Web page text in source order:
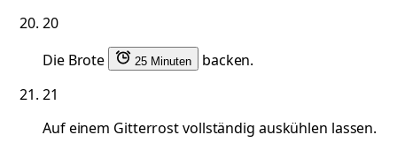
20
Die Brote
25 Minuten
backen.
21
Auf einem Gitterrost vollständig auskühlen lassen.